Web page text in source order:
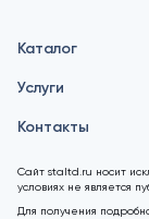
Каталог
Услуги
Контакты
Сайт staltd.ru носит
условиях не является
Для получения